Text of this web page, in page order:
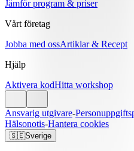
Jämför program & priser
Vårt företag
Jobba med ossArtiklar & Recept
Hjälp
Aktivera kodHitta workshop
Ansvarig utgivare-
Hälsonotis-Hantera cookies
🇸🇪Sverige